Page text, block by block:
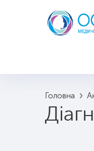
Головна